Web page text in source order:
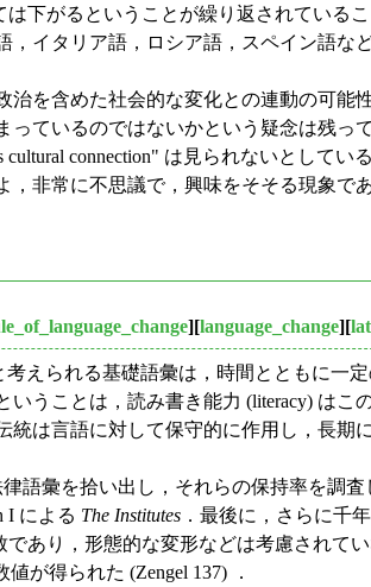
下がるということが繰り返されている
イタリア語，ロシア語，スペイン語な
を含めた社会的な変化との連動の可能
ているのではないかという疑念は残っ
connection" は見られないとしている
非常に不思議で，興味をそそる現象であ
][language_change][
えられる基礎語彙は，時間とともに一
うことは，読み書き能力 (literacy) はこ
は言語に対して保守的に作用し，長期
語彙を拾い出し，それらの保持率を調
I による The Institutes ．最後に，さらに千
あり，形態的な変形などは考慮されて
が得られた (Zengel 137) ．